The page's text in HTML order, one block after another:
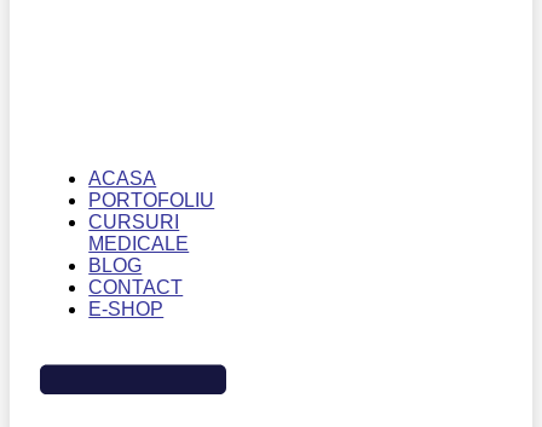
ACASA
PORTOFOLIU
CURSURI
MEDICALE
BLOG
CONTACT
E-SHOP